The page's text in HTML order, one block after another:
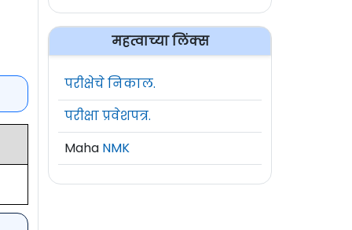
महत्वाच्या लिंक्स
परीक्षेचे निकाल.
परीक्षा प्रवेशपत्र.
Maha NMK